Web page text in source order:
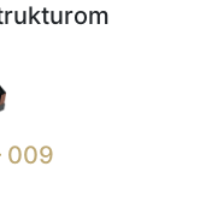
009